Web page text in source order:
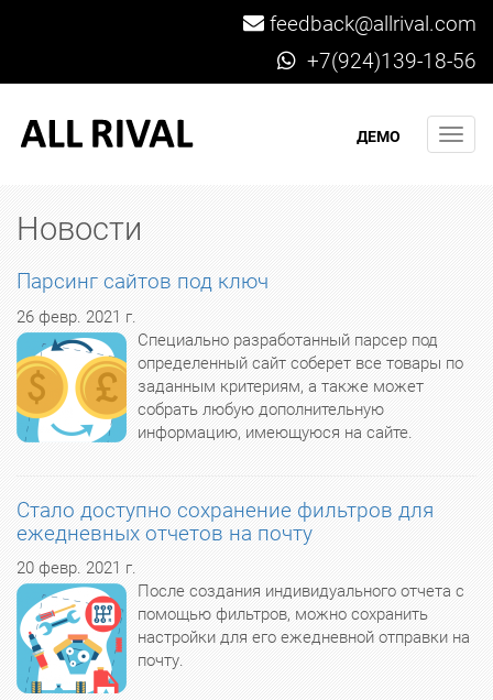
feedback@allrival.com
+7(924)139-18-56
ДЕМО
Новости
Парсинг сайтов под ключ
26 февр. 2021 г.
Специально разработанный парсер под
определенный сайт соберет все товары по
заданным критериям, а также может
собрать любую дополнительную
информацию, имеющуюся на сайте.
Стало доступно сохранение фильтров для
ежедневных отчетов на почту
20 февр. 2021 г.
После создания индивидуального отчета с
помощью фильтров, можно сохранить
настройки для его ежедневной отправки на
почту.